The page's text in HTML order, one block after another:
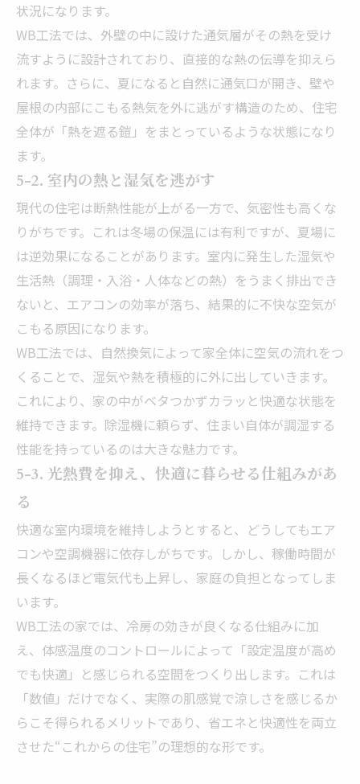
状況になります。
WB工法では、外壁の中に設けた通気層がその熱を受け
流すように設計されており、直接的な熱の伝導を抑えら
れます。さらに、夏になると自然に通気口が開き、壁や
屋根の内部にこもる熱気を外に逃がす構造のため、住宅
全体が「熱を遮る鎧」をまとっているような状態になり
ます。
5-2. 室内の熱と湿気を逃がす
現代の住宅は断熱性能が上がる一方で、気密性も高くな
りがちです。これは冬場の保温には有利ですが、夏場に
は逆効果になることがあります。室内に発生した湿気や
生活熱（調理・入浴・人体などの熱）をうまく排出でき
ないと、エアコンの効率が落ち、結果的に不快な空気が
こもる原因になります。
WB工法では、自然換気によって家全体に空気の流れをつ
くることで、湿気や熱を積極的に外に出していきます。
これにより、家の中がベタつかずカラッと快適な状態を
維持できます。除湿機に頼らず、住まい自体が調湿する
性能を持っているのは大きな魅力です。
5-3. 光熱費を抑え、快適に暮らせる仕組みがあ
る
快適な室内環境を維持しようとすると、どうしてもエア
コンや空調機器に依存しがちです。しかし、稼働時間が
長くなるほど電気代も上昇し、家庭の負担となってしま
います。
WB工法の家では、冷房の効きが良くなる仕組みに加
え、体感温度のコントロールによって「設定温度が高め
でも快適」と感じられる空間をつくり出します。これは
「数値」だけでなく、実際の肌感覚で涼しさを感じるか
らこそ得られるメリットであり、省エネと快適性を両立
させた“これからの住宅”の理想的な形です。